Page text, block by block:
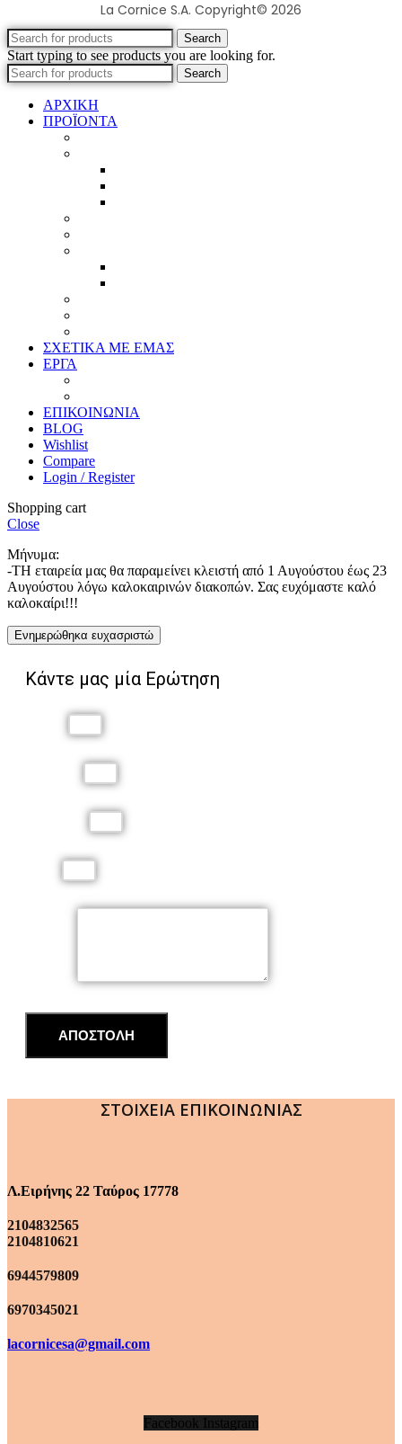
La Cornice S.A. Copyright© 2026
Search
Start typing to see products you are looking for.
Search
ΑΡΧΙΚΗ
ΠΡΟΪΟΝΤΑ
ΣΧΕΤΙΚΑ ΜΕ ΕΜΑΣ
ΕΡΓΑ
ΕΠΙΚΟΙΝΩΝΙΑ
BLOG
Wishlist
Compare
Login / Register
Shopping cart
Close
Μήνυμα:
-ΤΗ εταιρεία μας θα παραμείνει κλειστή από 1 Αυγούστου έως 23
Αυγούστου λόγω καλοκαιρινών διακοπών. Σας ευχόμαστε καλό
καλοκαίρι!!!
Ενημερώθηκα ευχασριστώ
Κάντε μας μία Ερώτηση
ΑΠΟΣΤΟΛΗ
ΣΤΟΙΧΕΙΑ ΕΠΙΚΟΙΝΩΝΙΑΣ
Λ.Ειρήνης 22 Ταύρος 17778
2104832565
2104810621
6944579809
6970345021
lacornicesa@gmail.com
Facebook Instagram